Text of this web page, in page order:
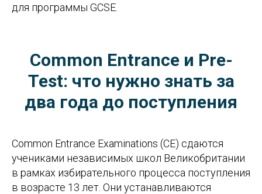
для программы GCSE.
Common Entrance и Pre-
Test: что нужно знать за
два года до поступления
Common Entrance Examinations (CE) сдаются
учениками независимых школ Великобритании
в рамках избирательного процесса поступления
в возрасте 13 лет. Они устанавливаются